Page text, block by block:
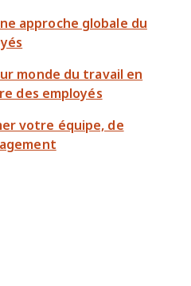
approche globale du
monde du travail en
des employés
votre équipe, de